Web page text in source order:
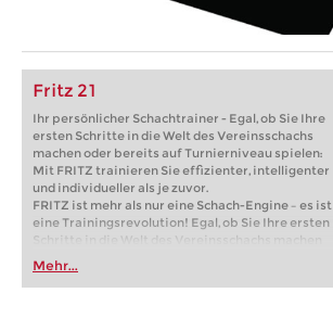
Fritz 21
Ihr persönlicher Schachtrainer - Egal, ob Sie Ihre
ersten Schritte in die Welt des Vereinsschachs
machen oder bereits auf Turnierniveau spielen:
Mit FRITZ trainieren Sie effizienter, intelligenter
und individueller als je zuvor.
FRITZ ist mehr als nur eine Schach-Engine – es ist
eine Trainingsrevolution! Egal, ob Sie Ihre ersten
Schritte in die Welt des Vereinsschachs machen
oder bereits auf Turnierniveau spielen: Mit
FRITZ trainieren Sie effizienter, intelligenter und
individueller als je zuvor.
Mehr...